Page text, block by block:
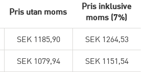
Pris utan moms
Pris inklusive
moms (7%)
SEK 1185,90 SEK 1264,53
SEK 1079,94 SEK 1151,54